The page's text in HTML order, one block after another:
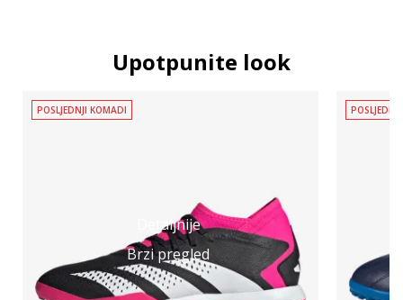
Upotpunite look
Detaljnije
Brzi pregled
POSLJEDNJI KOMADI